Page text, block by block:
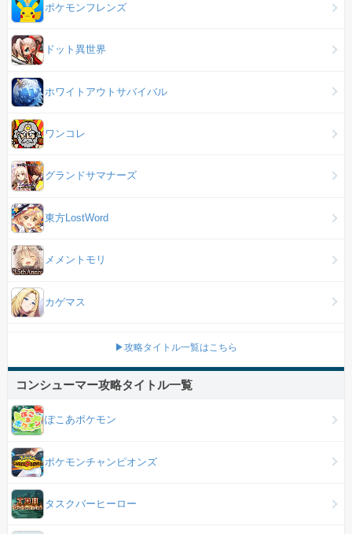
ポケモンフレンズ
ドット異世界
ホワイトアウトサバイバル
ワンコレ
グランドサマナーズ
東方LostWord
メメントモリ
カゲマス
▶攻略タイトル一覧はこちら
コンシューマー攻略タイトル一覧
ぽこあポケモン
ポケモンチャンピオンズ
タスクバーヒーロー